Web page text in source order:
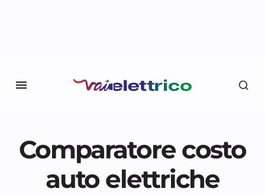
Comparatore costo
auto elettriche